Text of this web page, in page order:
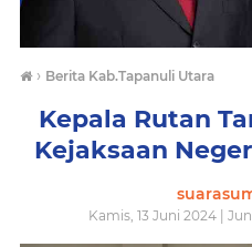
› Berita Kab.Tapanuli Utara
Kepala Rutan
Kejaksaan
Kamis, 13 Juni 2024 |